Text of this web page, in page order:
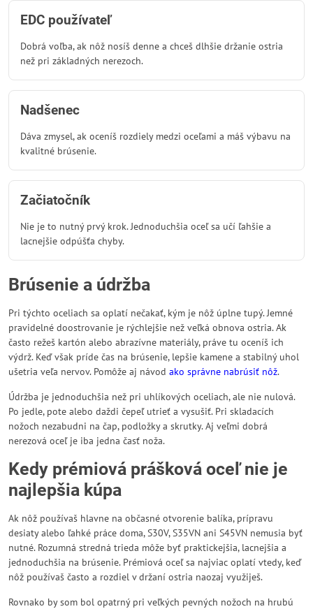
EDC používateľ
Dobrá voľba, ak nôž nosíš denne a chceš dlhšie držanie ostria
než pri základných nerezoch.
Nadšenec
Dáva zmysel, ak oceníš rozdiely medzi oceľami a máš výbavu na
kvalitné brúsenie.
Začiatočník
Nie je to nutný prvý krok. Jednoduchšia oceľ sa učí ľahšie a
lacnejšie odpúšťa chyby.
Brúsenie a údržba
Pri týchto oceliach sa oplatí nečakať, kým je nôž úplne tupý. Jemné
pravidelné doostrovanie je rýchlejšie než veľká obnova ostria. Ak
často režeš kartón alebo abrazívne materiály, práve tu oceníš ich
výdrž. Keď však príde čas na brúsenie, lepšie kamene a stabilný uhol
ušetria veľa nervov. Pomôže aj návod ako správne nabrúsiť nôž.
Údržba je jednoduchšia než pri uhlíkových oceliach, ale nie nulová.
Po jedle, pote alebo daždi čepeľ utrieť a vysušiť. Pri skladacích
nožoch nezabudni na čap, podložky a skrutky. Aj veľmi dobrá
nerezová oceľ je iba jedna časť noža.
Kedy prémiová prášková oceľ nie je
najlepšia kúpa
Ak nôž používaš hlavne na občasné otvorenie balíka, prípravu
desiaty alebo ľahké práce doma, S30V, S35VN ani S45VN nemusia byť
nutné. Rozumná stredná trieda môže byť praktickejšia, lacnejšia a
jednoduchšia na brúsenie. Prémiová oceľ sa najviac oplatí vtedy, keď
nôž používaš často a rozdiel v držaní ostria naozaj využiješ.
Rovnako by som bol opatrný pri veľkých pevných nožoch na hrubú